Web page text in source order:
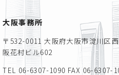
大阪事務所
〒532-0011 大阪府大阪市淀川区
阪花村ビル602
TEL 06-6307-1090 FAX 06-6307-